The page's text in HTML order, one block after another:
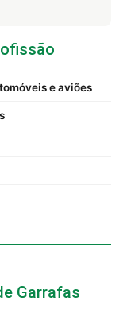
e aviões
Garrafas